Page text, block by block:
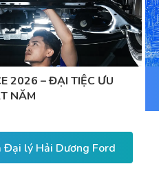
2026 – ĐẠI TIỆC ƯU
NĂM
Đại lý Hải Dương Ford